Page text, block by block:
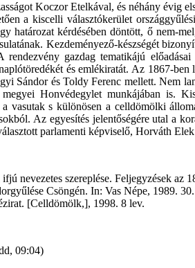
Koczor Etelkával, és néhány évig
a kiscelli választókerület
határozat kérdésében döntött, ő nem-
Kezdeményező-készségét
rendezvény gazdag tematikájú
és emlékiratát. Az 1867-
Sándor és Toldy Ferenc mellett. Nem
Honvédegylet munkájában is.
vasutak s különösen a celldömölki
Az egyesítés jelentőségére utal a
parlamenti képviselő, Horváth
nevezetes szereplése. Feljegyzések az
Csöngén. In: Vas Népe, 1989.
[Celldömölk,], 1998. 8 lev.
09:04)